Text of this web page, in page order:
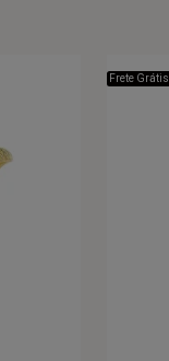
Frete Grátis